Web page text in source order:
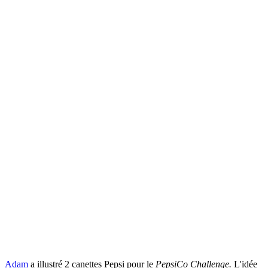
Adam a illustré 2 canettes Pepsi pour le PepsiCo Challenge. L'idée